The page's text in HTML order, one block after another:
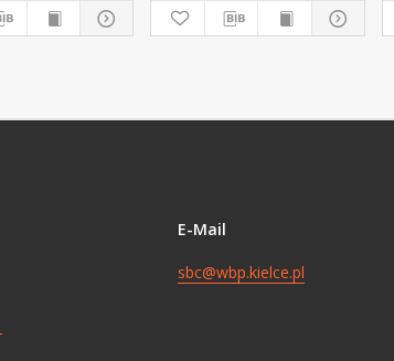
E-Mail
sbc@wbp.kielce.pl